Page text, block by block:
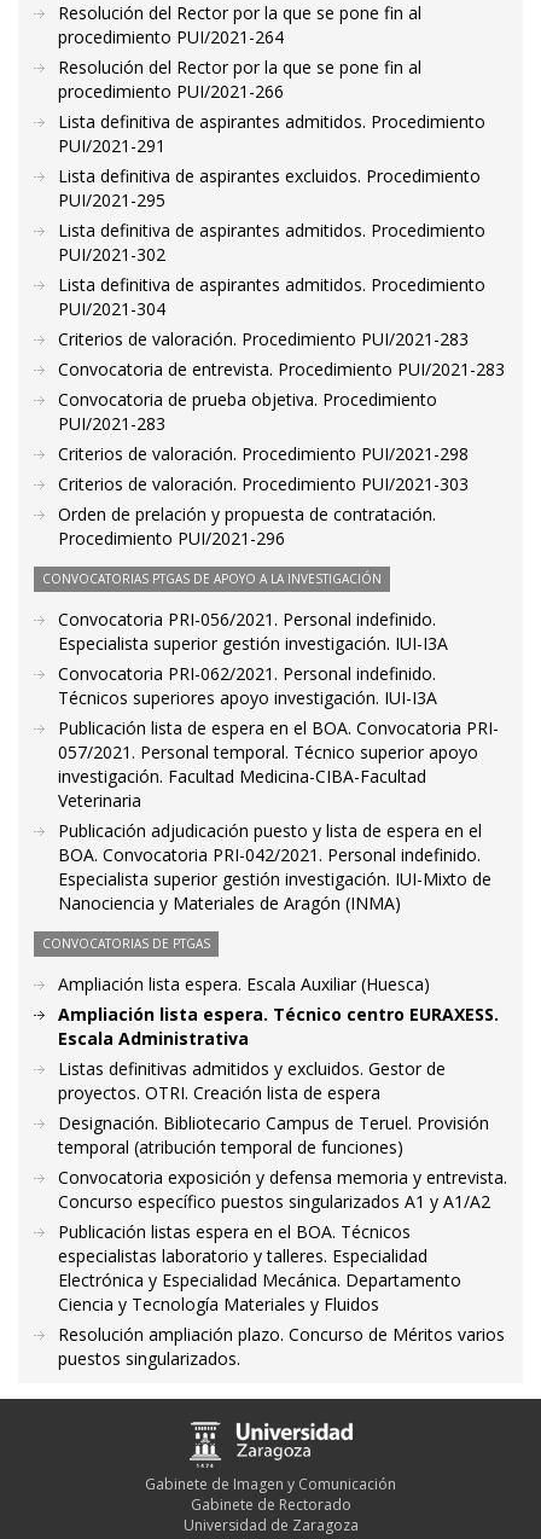
Resolución del Rector por la que se pone fin al
procedimiento PUI/2021-264
Resolución del Rector por la que se pone fin al
procedimiento PUI/2021-266
Lista definitiva de aspirantes admitidos. Procedimiento
PUI/2021-291
Lista definitiva de aspirantes excluidos. Procedimiento
PUI/2021-295
Lista definitiva de aspirantes admitidos. Procedimiento
PUI/2021-302
Lista definitiva de aspirantes admitidos. Procedimiento
PUI/2021-304
Criterios de valoración. Procedimiento PUI/2021-283
Convocatoria de entrevista. Procedimiento PUI/2021-283
Convocatoria de prueba objetiva. Procedimiento
PUI/2021-283
Criterios de valoración. Procedimiento PUI/2021-298
Criterios de valoración. Procedimiento PUI/2021-303
Orden de prelación y propuesta de contratación.
Procedimiento PUI/2021-296
CONVOCATORIAS PTGAS DE APOYO A LA INVESTIGACIÓN
Convocatoria PRI-056/2021. Personal indefinido.
Especialista superior gestión investigación. IUI-I3A
Convocatoria PRI-062/2021. Personal indefinido.
Técnicos superiores apoyo investigación. IUI-I3A
Publicación lista de espera en el BOA. Convocatoria PRI-
057/2021. Personal temporal. Técnico superior apoyo
investigación. Facultad Medicina-CIBA-Facultad
Veterinaria
Publicación adjudicación puesto y lista de espera en el
BOA. Convocatoria PRI-042/2021. Personal indefinido.
Especialista superior gestión investigación. IUI-Mixto de
Nanociencia y Materiales de Aragón (INMA)
CONVOCATORIAS DE PTGAS
Ampliación lista espera. Escala Auxiliar (Huesca)
Ampliación lista espera. Técnico centro EURAXESS.
Escala Administrativa
Listas definitivas admitidos y excluidos. Gestor de
proyectos. OTRI. Creación lista de espera
Designación. Bibliotecario Campus de Teruel. Provisión
temporal (atribución temporal de funciones)
Convocatoria exposición y defensa memoria y entrevista.
Concurso específico puestos singularizados A1 y A1/A2
Publicación listas espera en el BOA. Técnicos
especialistas laboratorio y talleres. Especialidad
Electrónica y Especialidad Mecánica. Departamento
Ciencia y Tecnología Materiales y Fluidos
Resolución ampliación plazo. Concurso de Méritos varios
puestos singularizados.
Gabinete de Imagen y Comunicación
Gabinete de Rectorado
Universidad de Zaragoza